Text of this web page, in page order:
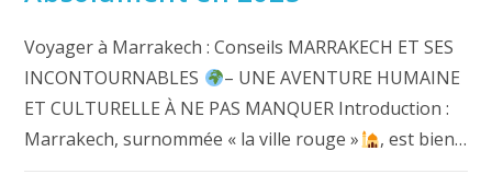
Voyager à Marrakech : Conseils MARRAKECH ET SES
INCONTOURNABLES
– UNE AVENTURE HUMAINE
ET CULTURELLE À NE PAS MANQUER Introduction :
Marrakech, surnommée « la ville rouge »
, est bien…